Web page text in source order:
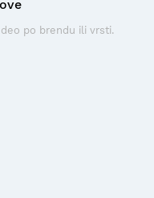
po brendu ili vrsti.